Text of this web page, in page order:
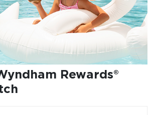
Rewards®